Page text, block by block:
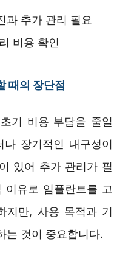
과 추가 관리 필요
비용 확인
때의 장단점
기 비용 부담을 줄일
장기적인 내구성이
있어 추가 관리가 필
이유로 임플란트를 고
지만, 사용 목적과 기
는 것이 중요합니다.